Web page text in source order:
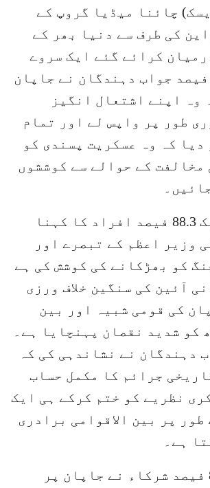
چائنا میڈیا گروپ کے
کی طرف سے دنیا بھر کے
کرائے گئے ایک سروے
کے مطابق87.1 فیصد جواب دہندگان نے جاپان
وہ اپنے اشتعال انگیز
طور پر واپس لے اور تمام
دیا کہ وہ عسکریت پسندی کو
مخالفت کے حوالے سے کوششوں
سروے میں شریک 88.3 فیصد افراد کا کہنا
وزیر اعظم کے تبصرے اور
کو بھڑکانے کی کوشش کی ہے
آئین کی سنگین خلاف ورزی
کی قومی شبیہ اور بین
کو شدید نقصان پہنچایا ہے۔
دہندگان نے نشاندہی کی کہ
جرائم کا مکمل حساب
نظریے کو ختم کرکے ہی ایک
طور پر بین الاقوامی برادری
ہے۔
سروے میں 89.8 فیصد شرکاء نے جاپان پر